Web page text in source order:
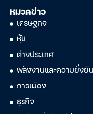
หมวดข่าว
เศรษฐกิจ
หุ้น
ต่างประเทศ
พลังงานและความยั่งยืน
การเมือง
ธุรกิจ